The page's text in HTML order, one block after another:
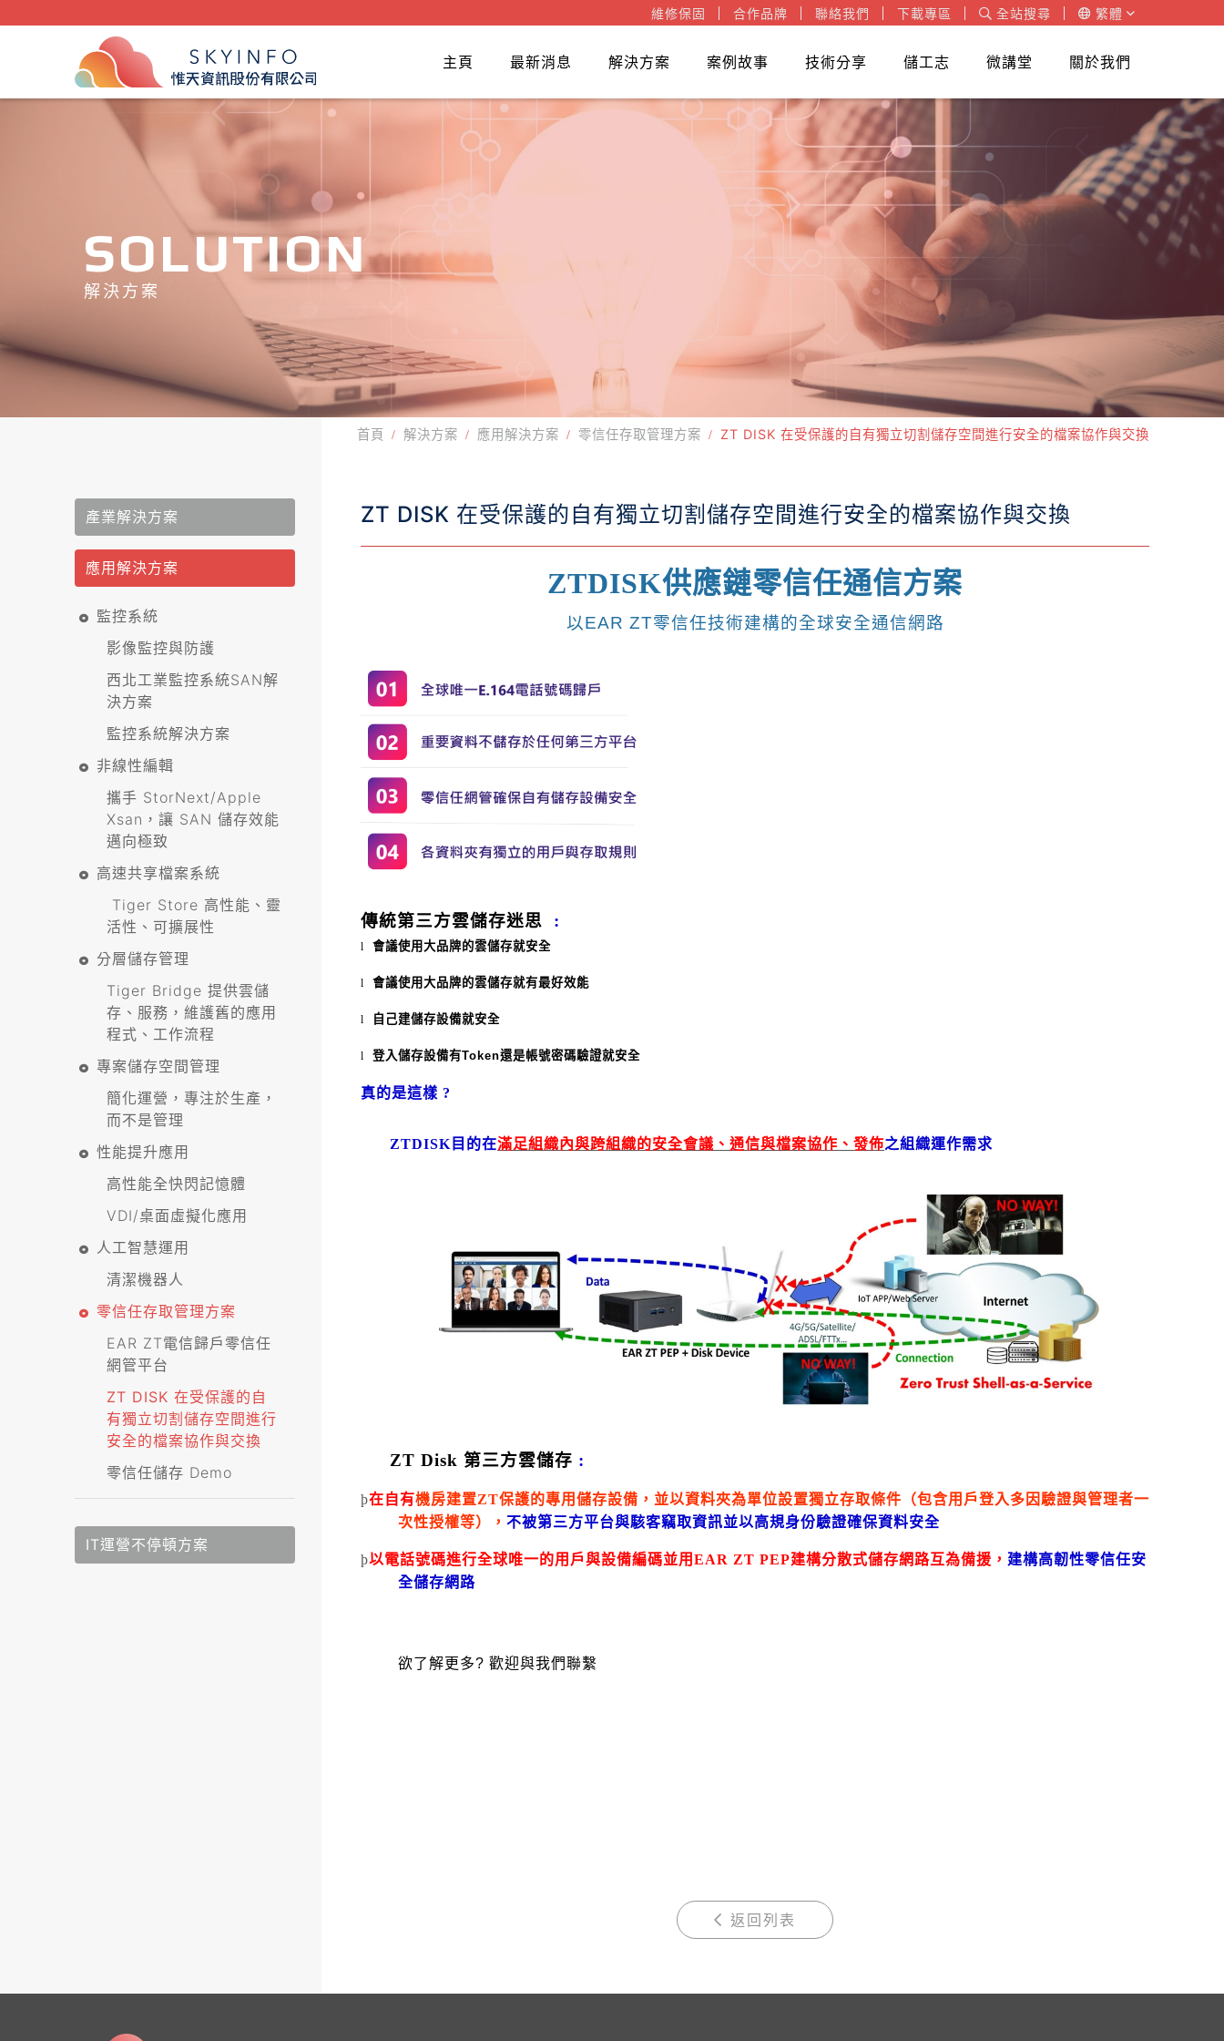
維修保固 合作品牌 聯絡我們 下載專區 全站搜尋 繁體
主頁 最新消息 解決方案 案例故事 技術分享 儲工志 微講堂 關於我們
SOLUTION
解決方案
首頁 解決方案 應用解決方案 零信任存取管理方案 ZT DISK 在受保護的自有獨立切割儲存空間進行安全的檔案協作與交換
產業解決方案
應用解決方案
監控系統
影像監控與防護
西北工業監控系統SAN解
決方案
監控系統解決方案
非線性編輯
攜手 StorNext/Apple
Xsan，讓 SAN 儲存效能
邁向極致
高速共享檔案系統
Tiger Store 高性能、靈
活性、可擴展性
分層儲存管理
Tiger Bridge 提供雲儲
存、服務，維護舊的應用
程式、工作流程
專案儲存空間管理
簡化運營，專注於生產，
而不是管理
性能提升應用
高性能全快閃記憶體
VDI/桌面虛擬化應用
人工智慧運用
清潔機器人
零信任存取管理方案
EAR ZT電信歸戶零信任
網管平台
ZT DISK 在受保護的自
有獨立切割儲存空間進行
安全的檔案協作與交換
零信任儲存 Demo
IT運營不停頓方案
ZT DISK 在受保護的自有獨立切割儲存空間進行安全的檔案協作與交換
ZTDISK供應鏈零信任通信方案
以EAR ZT零信任技術建構的全球安全通信網路
傳統第三方雲儲存迷思 :
l 會議使用大品牌的雲儲存就安全
l 會議使用大品牌的雲儲存就有最好效能
l 自己建儲存設備就安全
l 登入儲存設備有Token還是帳號密碼驗證就安全
真的是這樣 ?
ZTDISK 目的在滿足組織內與跨組織的安全會議、通信與檔案協作、發佈之組織運作需求
ZT Disk 第三方雲儲存 :
þ在自有機房建置ZT保護的專用儲存設備，並以資料夾為單位設置獨立存取條件（包含用戶登入多因驗證與管理者一
次性授權等），不被第三方平台與駭客竊取資訊並以高規身份驗證確保資料安全
þ以電話號碼進行全球唯一的用戶與設備編碼並用 EAR ZT PEP建構分散式儲存網路互為備援， 建構高韌性零信任安
全儲存網路
欲了解更多?歡迎與我們聯繫
返回列表